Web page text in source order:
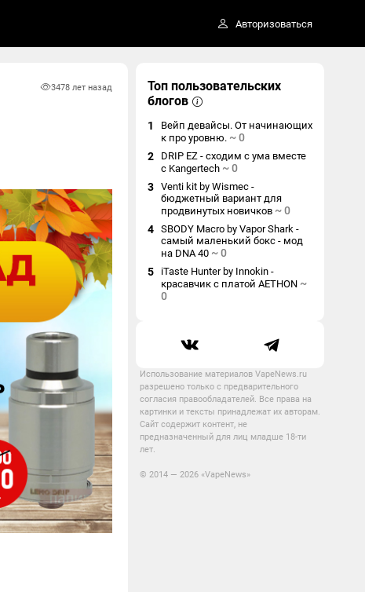
Авторизоваться
3478 лет назад
Топ пользовательских
блогов
1
Вейп девайсы. От начинающих
к про уровню. ~0
2
DRIP EZ - сходим с ума вместе
с Kangertech ~0
3 Venti kit by Wismec -
бюджетный вариант для
продвинутых новичков ~0
4 SBODY Macro by Vapor Shark -
самый маленький бокс - мод
на DNA 40 ~0
5
iTaste Hunter by Innokin -
красавчик с платой AETHON ~
0
Использование материалов VapeNews.ru
разрешено только с предварительного
согласия правообладателей. Все права на
картинки и тексты принадлежат их авторам.
Сайт содержит контент, не
предназначенный для лиц младше 18-ти
лет.
© 2014 — 2026 «VapeNews»